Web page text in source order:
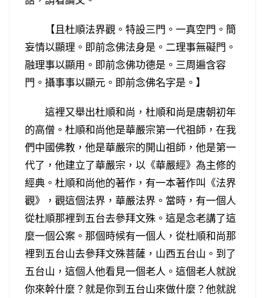
【且杜順法界觀。特設三門。一真空門。簡
妄情以顯理。即前念佛法身是。二理事無礙門。
融理事以顯用。即前念佛功德是。三周遍含容
門。攝事事以顯元。即前念佛名字是。】
這裡又舉出杜順和尚，杜順和尚是唐朝初年
的高僧。杜順和尚他是華嚴宗第一代祖師，在我
們中國佛教，他是華嚴宗的開山祖師，他是第一
代了，他建立了華嚴宗，以《華嚴經》為主修的
經典。杜順和尚他的著作，有一本著作叫《法界
觀》，觀這個法界，華嚴法界。當時，有一個人
從杜順那裡到五台去參拜文殊。這是念老講了這
麼一個公案。那個時候有一個人，從杜順和尚那
裡到五台山去參拜文殊菩薩，山西五台山。到了
五台山，這個人他看見一個老人。這個老人就說
你來幹什麼？就是你到五台山來做什麼？他就說